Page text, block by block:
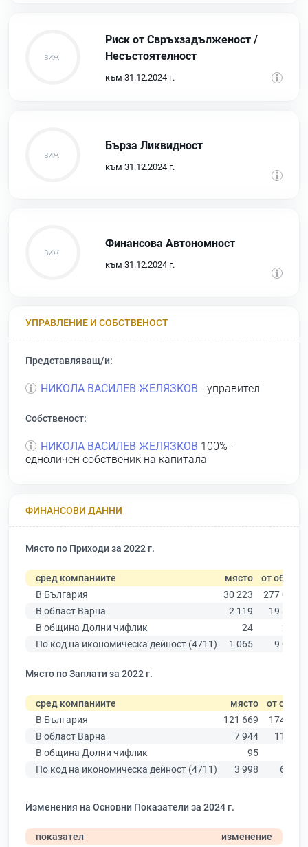
Риск от Свръхзадълженост /
Несъстоятелност
към 31.12.2024 г.
Бърза Ликвидност
към 31.12.2024 г.
Финансова Автономност
към 31.12.2024 г.
УПРАВЛЕНИЕ И СОБСТВЕНОСТ
Представляващ/и:
НИКОЛА ВАСИЛЕВ ЖЕЛЯЗКОВ - управител
Собственост:
НИКОЛА ВАСИЛЕВ ЖЕЛЯЗКОВ 100% -
едноличен собственик на капитала
ФИНАНСОВИ ДАННИ
Място по Приходи за 2022 г.
сред компаниите място от общо
В България
30 223
277 019
В област Варна
2 119
19 882
В община Долни чифлик
24
273
По код на икономическа дейност (4711)
1 065 9 025
Място по Заплати за 2022 г.
сред компаниите място
от общо
В България
121 669
174 403
В област Варна
7 944
11 437
В община Долни чифлик
95
По код на икономическа дейност (4711)
3 998 6 773
Изменения на Основни Показатели за 2024 г.
показател
изменение